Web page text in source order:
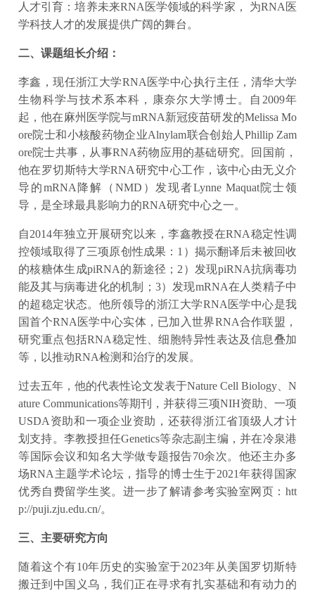
人才引育：培养未来RNA医学领域的科学家， 为RNA医
学科技人才的发展提供广阔的舞台。
二、课题组长介绍：
李鑫，现任浙江大学RNA医学中心执行主任，清华大学
生物科学与技术系本科，康奈尔大学博士。自2009年
起，他在麻州医学院与mRNA新冠疫苗研发的Melissa Mo
ore院士和小核酸药物企业Alnylam联合创始人Phillip Zam
ore院士共事，从事RNA药物应用的基础研究。回国前，
他在罗切斯特大学RNA研究中心工作，该中心由无义介
导的mRNA降解（NMD）发现者Lynne Maquat院士领
导，是全球最具影响力的RNA研究中心之一。
自2014年独立开展研究以来，李鑫教授在RNA稳定性调
控领域取得了三项原创性成果：1）揭示翻译后未被回收
的核糖体生成piRNA的新途径；2）发现piRNA抗病毒功
能及其与病毒进化的机制；3）发现mRNA在人类精子中
的超稳定状态。他所领导的浙江大学RNA医学中心是我
国首个RNA医学中心实体，已加入世界RNA合作联盟，
研究重点包括RNA稳定性、细胞特异性表达及信息叠加
等，以推动RNA检测和治疗的发展。
过去五年，他的代表性论文发表于Nature Cell Biology、N
ature Communications等期刊，并获得三项NIH资助、一项
USDA资助和一项企业资助，还获得浙江省顶级人才计
划支持。李教授担任Genetics等杂志副主编，并在冷泉港
等国际会议和知名大学做专题报告70余次。他还主办多
场RNA主题学术论坛，指导的博士生于2021年获得国家
优秀自费留学生奖。进一步了解请参考实验室网页：htt
p://puji.zju.edu.cn/。
三、主要研究方向
随着这个有10年历史的实验室于2023年从美国罗切斯特
搬迁到中国义乌，我们正在寻求有扎实基础和有动力的